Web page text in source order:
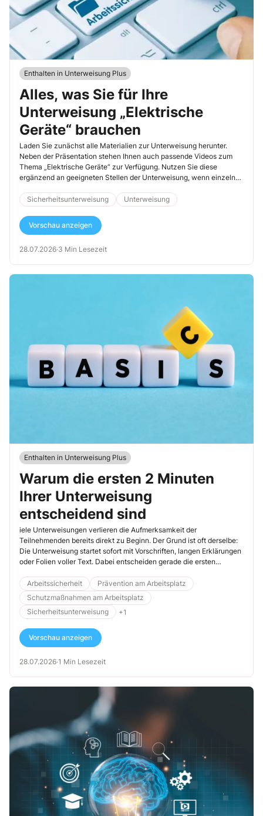
Enthalten in Unterweisung Plus
Alles, was Sie für Ihre
Unterweisung „Elektrische
Geräte“ brauchen
Laden Sie zunächst alle Materialien zur Unterweisung herunter.
Neben der Präsentation stehen Ihnen auch passende Videos zum
Thema „Elektrische Geräte“ zur Verfügung. Nutzen Sie diese
ergänzend an geeigneten Stellen der Unterweisung, wenn einzelne
dargestellt werden können.
Sicherheitsunterweisung Unterweisung
Vorschau anzeigen
28.07.2026·3 Min Lesezeit
Enthalten in Unterweisung Plus
Warum die ersten 2 Minuten
Ihrer Unterweisung
entscheidend sind
iele Unterweisungen verlieren die Aufmerksamkeit der
Teilnehmenden bereits direkt zu Beginn. Der Grund ist oft derselbe:
Die Unterweisung startet sofort mit Vorschriften, langen Erklärungen
oder Folien voller Text. Dabei entscheiden gerade die ersten
aufmerksam bleiben.
Arbeitssicherheit
Prävention am Arbeitsplatz
Schutzmaßnahmen am Arbeitsplatz
Sicherheitsunterweisung
+1
Vorschau anzeigen
28.07.2026·1 Min Lesezeit